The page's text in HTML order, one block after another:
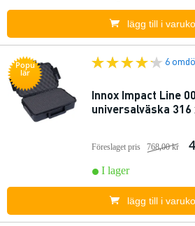
lägg till i
Popu
lär
6
Innox Impact Line
universalväska 316
Föreslaget pris 768,00 kr
I lager
lägg till i